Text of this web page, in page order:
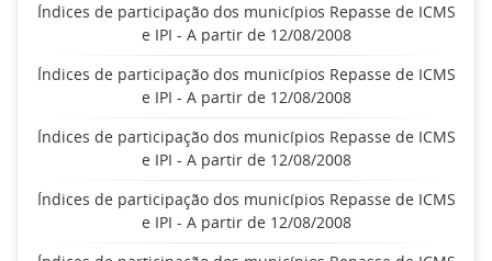
Índices de participação dos municípios Repasse de ICMS
e IPI - A partir de 12/08/2008
Índices de participação dos municípios Repasse de ICMS
e IPI - A partir de 12/08/2008
Índices de participação dos municípios Repasse de ICMS
e IPI - A partir de 12/08/2008
Índices de participação dos municípios Repasse de ICMS
e IPI - A partir de 12/08/2008